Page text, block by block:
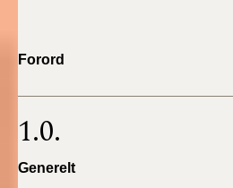
BR18 (1/1 - 30/6
2021)
Forord
1.0.
Generelt